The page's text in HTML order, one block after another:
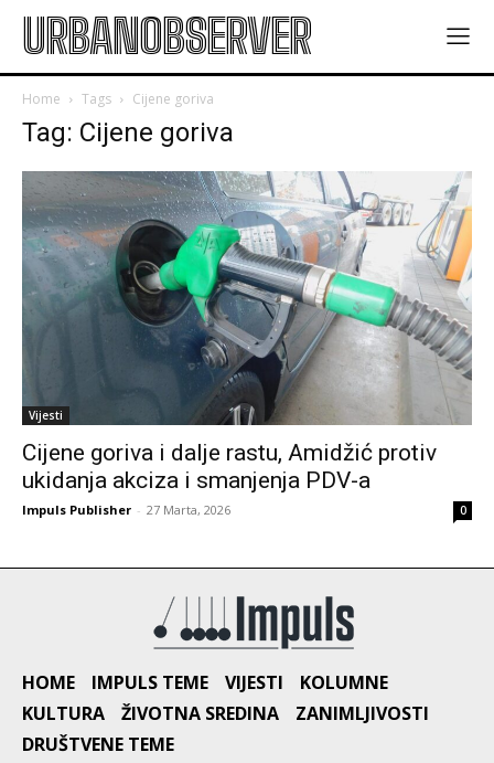
URBANOBSERVER
Home Tags Cijene goriva
Tag: Cijene goriva
Vijesti
Cijene goriva i dalje rastu, Amidžić protiv
ukidanja akciza i smanjenja PDV-a
Impuls Publisher - 27 Marta, 2026 0
HOME IMPULS TEME VIJESTI
KOLUMNE
KULTURA
ŽIVOTNA SREDINA
ZANIMLJIVOSTI
DRUŠTVENE TEME